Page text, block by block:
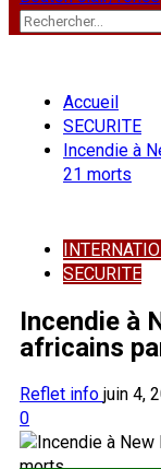
Rechercher :
Accueil
SECURITE
Incendie à
21 morts
SECURITE
Incendie à
africains
Reflet info juin 4,
0